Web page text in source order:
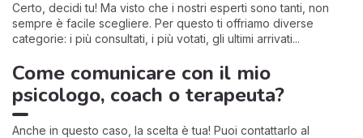
Certo, decidi tu! Ma visto che i nostri esperti sono tanti, non
sempre è facile scegliere. Per questo ti offriamo diverse
categorie: i più consultati, i più votati, gli ultimi arrivati...
Come comunicare con il mio
psicologo, coach o terapeuta?
Anche in questo caso, la scelta è tua! Puoi contattarlo al